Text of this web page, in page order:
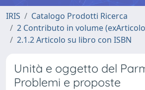
IRIS
Catalogo Prodotti Ricerca
2 Contributo in volume
2.1.2 Articolo su libro con ISBN
Unità e oggetto del
Problemi e proposte